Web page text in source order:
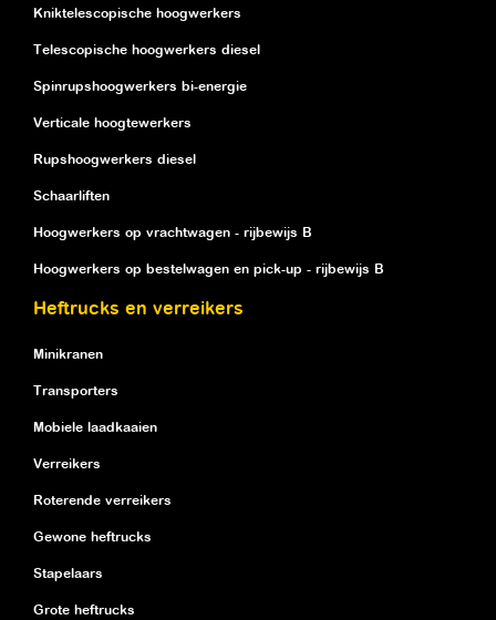
Kniktelescopische hoogwerkers
Telescopische hoogwerkers diesel
Spinrupshoogwerkers bi-energie
Verticale hoogtewerkers
Rupshoogwerkers diesel
Schaarliften
Hoogwerkers op vrachtwagen - rijbewijs B
Hoogwerkers op bestelwagen en pick-up - rijbewijs B
Heftrucks en verreikers
Minikranen
Transporters
Mobiele laadkaaien
Verreikers
Roterende verreikers
Gewone heftrucks
Stapelaars
Grote heftrucks